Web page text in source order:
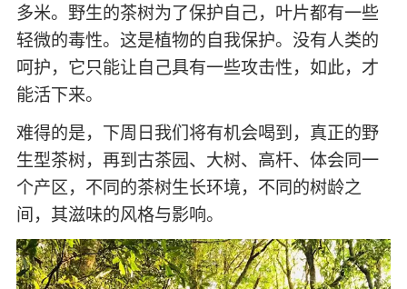
多米。野生的茶树为了保护自己，叶片都有一些
轻微的毒性。这是植物的自我保护。没有人类的
呵护，它只能让自己具有一些攻击性，如此，才
能活下来。
难得的是，下周日我们将有机会喝到，真正的野
生型茶树，再到古茶园、大树、高杆、体会同一
个产区，不同的茶树生长环境，不同的树龄之
间，其滋味的风格与影响。